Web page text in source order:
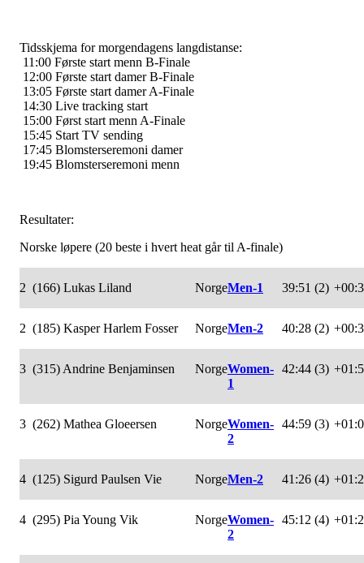
Tidsskjema for morgendagens langdistanse:
11:00 Første start menn B-Finale
12:00 Første start damer B-Finale
13:05 Første start damer A-Finale
14:30 Live tracking start
15:00 Først start menn A-Finale
15:45 Start TV sending
17:45 Blomsterseremoni damer
19:45 Blomsterseremoni menn
Resultater:
Norske løpere (20 beste i hvert heat går til A-finale)
2 (166) Lukas Liland NorgeMen-1 39:51 (2)
2 (185) Kasper Harlem Fosser NorgeMen-2 40:28 (2)
3 (315) Andrine Benjaminsen NorgeWomen-
1
42:44 (3)
3 (262) Mathea Gloeersen NorgeWomen-
2
44:59 (3)
4 (125) Sigurd Paulsen Vie NorgeMen-2 41:26 (4)
4 (295) Pia Young Vik NorgeWomen-
2
45:12 (4)